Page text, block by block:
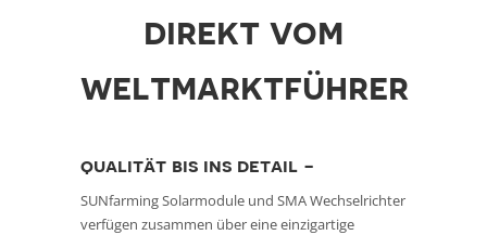
direkt vom
weltmarktführer
qualität bis ins detail -
SUNfarming Solarmodule und SMA Wechselrichter
verfügen zusammen über eine einzigartige